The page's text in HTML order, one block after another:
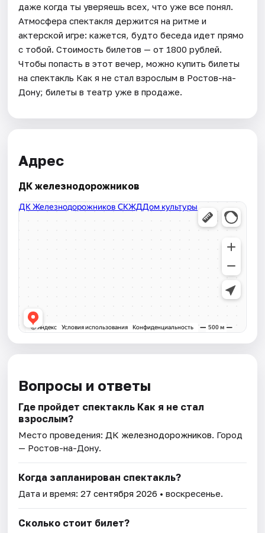
даже когда ты уверяешь всех, что уже все понял.
Атмосфера спектакля держится на ритме и
актерской игре: кажется, будто беседа идет прямо
с тобой. Стоимость билетов — от 1800 рублей.
Чтобы попасть в этот вечер, можно купить билеты
на спектакль Как я не стал взрослым в Ростов-на-
Дону; билеты в театр уже в продаже.
Адрес
ДК железнодорожников
Вопросы и ответы
Где пройдет спектакль Как я не стал
взрослым?
Место проведения: ДК железнодорожников. Город
— Ростов-на-Дону.
Когда запланирован спектакль?
Дата и время:27 сентября 2026 • воскресенье.
Сколько стоит билет?